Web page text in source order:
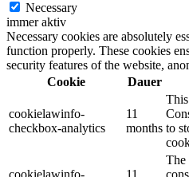
Necessary
immer aktiv
Necessary cookies are absolutely
function properly. These cookies
security features of the website,
Cookie
Dauer
cookielawinfo-
checkbox-analytics
11
months to
The